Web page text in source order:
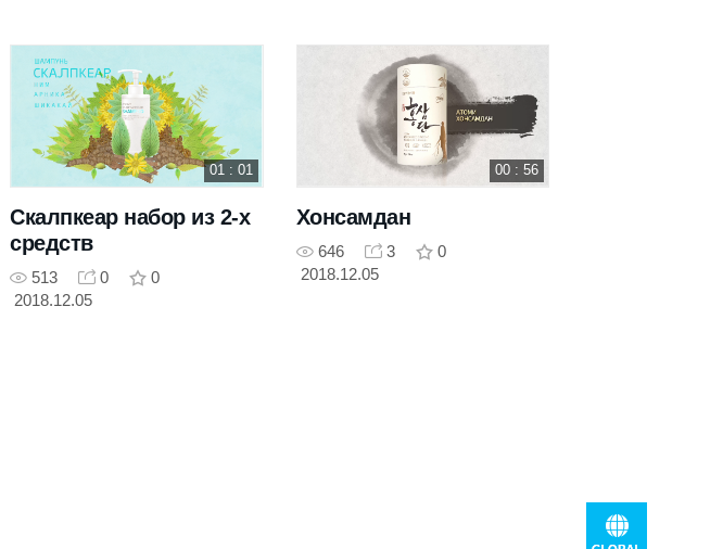
01 : 01
Скалпкеар набор из 2-х
средств
513 0
0
2018.12.05
00 : 56
Хонсамдан
646 3
0
2018.12.05